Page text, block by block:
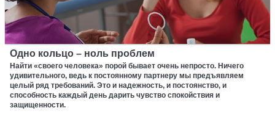
Одно кольцо – ноль проблем
Найти «своего человека» порой бывает очень непросто. Ничего
удивительного, ведь к постоянному партнеру мы предъявляем
целый ряд требований. Это и надежность, и постоянство, и
способность каждый день дарить чувство спокойствия и
защищенности.